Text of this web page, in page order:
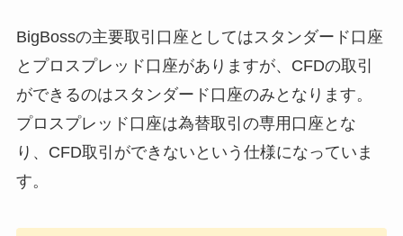
BigBossの主要取引口座としてはスタンダード口座
とプロスプレッド口座がありますが、 CFDの取引
ができるのはスタンダード口座のみ となります。
プロスプレッド口座は為替取引の専用口座とな
り、CFD取引ができないという仕様になっていま
す。